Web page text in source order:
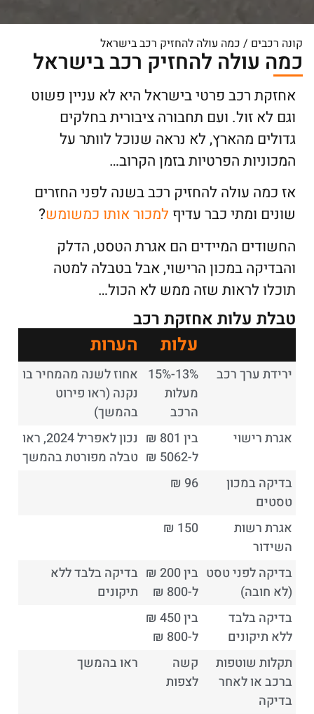
קונה רכבים / כמה עולה להחזיק רכב בישראל
כמה עולה להחזיק רכב בישראל
אחזקת רכב פרטי בישראל היא לא עניין פשוט
וגם לא זול. ועם תחבורה ציבורית בחלקים
גדולים מהארץ, לא נראה שנוכל לוותר על
המכוניות הפרטיות בזמן הקרוב…
אז כמה עולה להחזיק רכב בשנה לפני החזרים
שונים ומתי כבר עדיף למכור אותו כמשומש?
החשודים המיידים הם אגרת הטסט, הדלק
והבדיקה במכון הרישוי, אבל בטבלה למטה
תוכלו לראות שזה ממש לא הכול…
טבלת עלות אחזקת רכב
עלות הערות
ירידת ערך רכב
13%-15%
מעלות
הרכב
אחוז לשנה מהמחיר בו
נקנה (ראו פירוט
בהמשך)
אגרת רישוי
בין 801 ₪
ל-5062 ₪
נכון לאפריל 2024, ראו
טבלה מפורטת בהמשך
בדיקה במכון
טסטים
96 ₪
אגרת רשות
השידור
150 ₪
בדיקה לפני טסט
(לא חובה)
בין 200 ₪
ל-800 ₪
בדיקה בלבד ללא
תיקונים
בדיקה בלבד
ללא תיקונים
בין 450 ₪
ל-800 ₪
תקלות שוטפות
ברכב או לאחר
בדיקה
קשה
לצפות
ראו בהמשך